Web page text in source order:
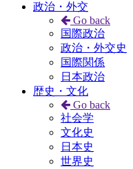
政治・外交
Go back
国際政治
政治・外交史
国際関係
日本政治
歴史・文化
Go back
社会学
文化史
日本史
世界史